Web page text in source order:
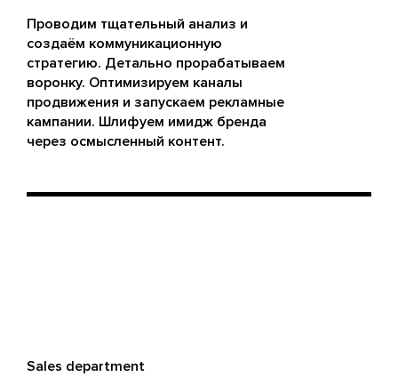
Проводим тщательный анализ и
создаём коммуникационную
стратегию. Детально прорабатываем
воронку. Оптимизируем каналы
продвижения и запускаем рекламные
кампании. Шлифуем имидж бренда
через осмысленный контент.
Sales department